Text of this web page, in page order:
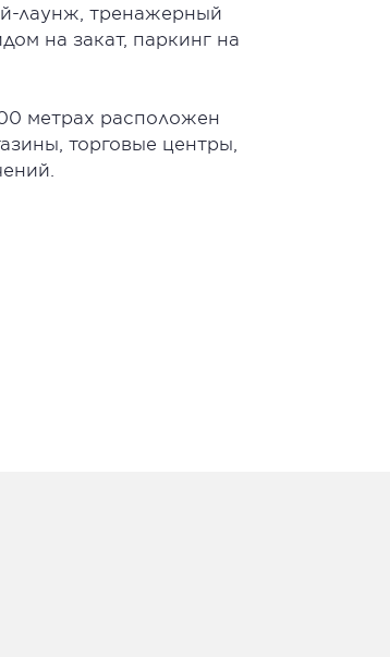
лаунж, тренажерный
на закат, паркинг на
метрах расположен
торговые центры,